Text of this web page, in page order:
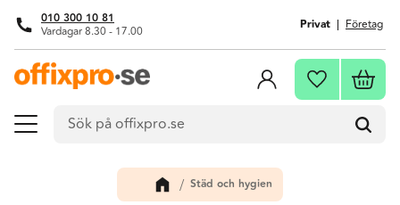
Meny
010 300 10 81
Vardagar 8.30 - 17.00 Privat Företag
Favoriter
Städ och hygien